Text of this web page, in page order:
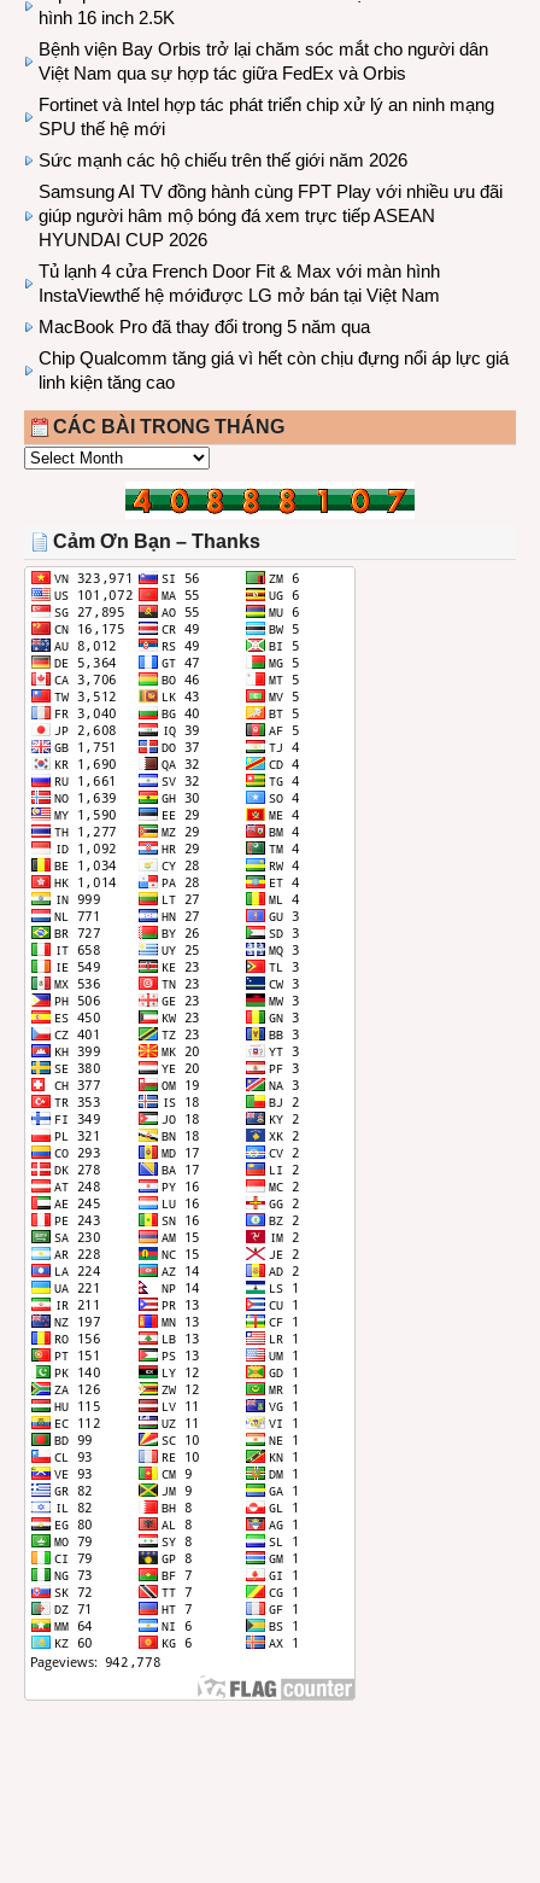
hình 16 inch 2.5K
Bệnh viện Bay Orbis trở lại chăm sóc mắt cho người dân
Việt Nam qua sự hợp tác giữa FedEx và Orbis
Fortinet và Intel hợp tác phát triển chip xử lý an ninh mạng
SPU thế hệ mới
Sức mạnh các hộ chiếu trên thế giới năm 2026
Samsung AI TV đồng hành cùng FPT Play với nhiều ưu đãi
giúp người hâm mộ bóng đá xem trực tiếp ASEAN
HYUNDAI CUP 2026
Tủ lạnh 4 cửa French Door Fit & Max với màn hình
InstaViewthế hệ mớiđược LG mở bán tại Việt Nam
MacBook Pro đã thay đổi trong 5 năm qua
Chip Qualcomm tăng giá vì hết còn chịu đựng nổi áp lực giá
linh kiện tăng cao
CÁC BÀI TRONG THÁNG
CÁC
THÁNG
Cảm Ơn Bạn – Thanks